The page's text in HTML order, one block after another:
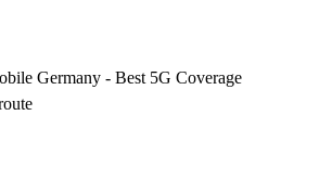
Germany - Best 5G Coverage